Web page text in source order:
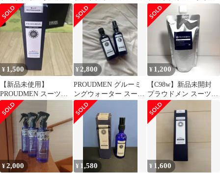
プラッシュ 3本セット
ルーミングシトラス3本
セット
ドメン PROUDMEN
200ml
¥ 1,500
【新品未使用】
PROUDMEN スーツリ
フレッシャー 衣類用
消臭スプレー
¥ 2,800
PROUDMEN グルーミ
ングウォーター スーツ
リフレッシャー
¥ 1,200
【C98w】新品未開封
プラウドメン スーツリ
フレッシャー 衣類用消
臭剤
¥2,000 ¥ 1,580 ¥ 1,600